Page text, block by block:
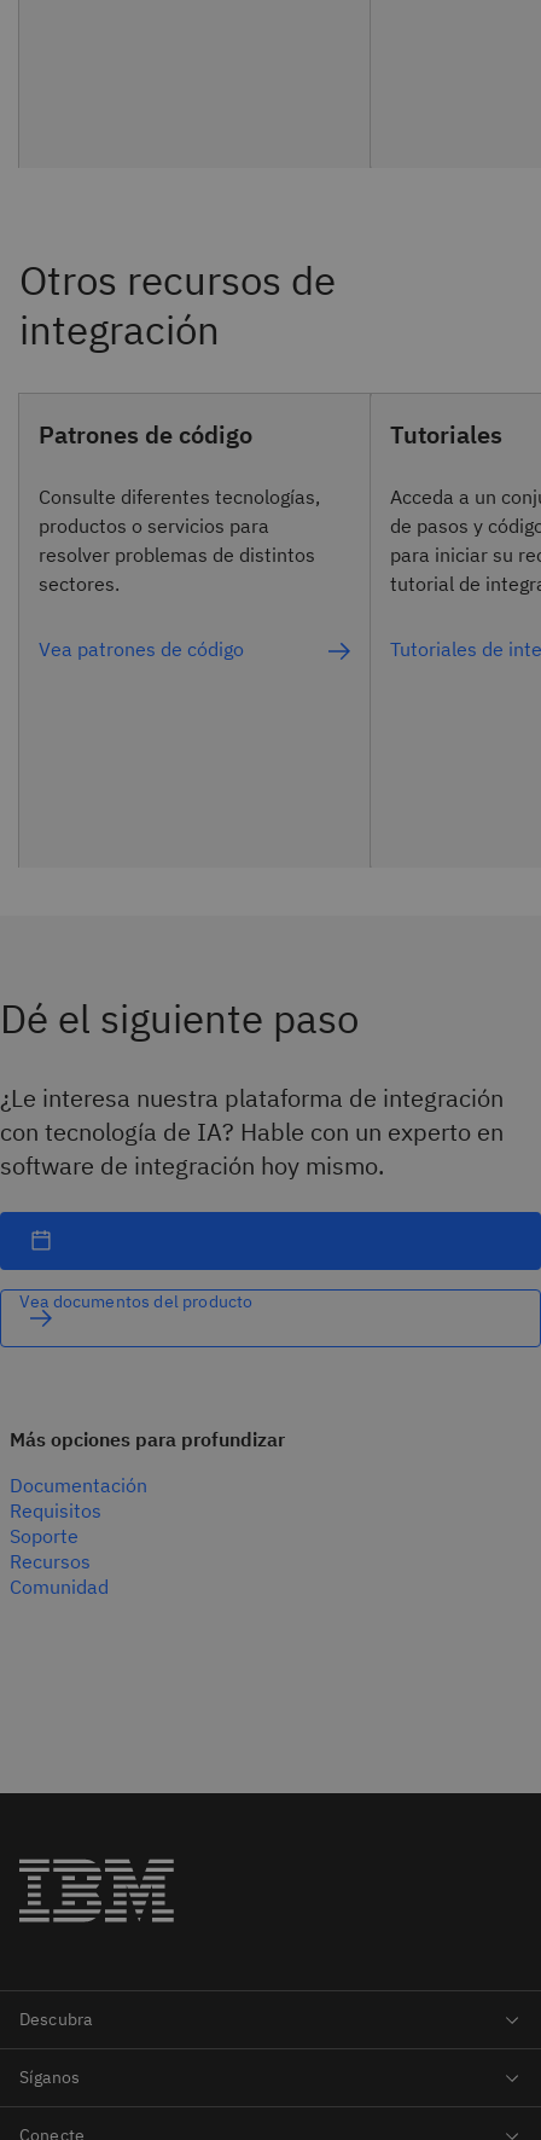
Patrones de código
Consulte diferentes tecnologías,
productos o servicios para
resolver problemas de distintos
sectores.
Vea patrones de código
Tutoriales
Acceda a un
de pasos y
para iniciar su
tutorial de
Tutoriales de
Dé el siguiente paso
¿Le interesa nuestra plataforma de integración
con tecnología de IA? Hable con un experto en
software de integración hoy mismo.
Vea documentos del producto
Más opciones para profundizar
Documentación
Requisitos
Soporte
Recursos
Comunidad